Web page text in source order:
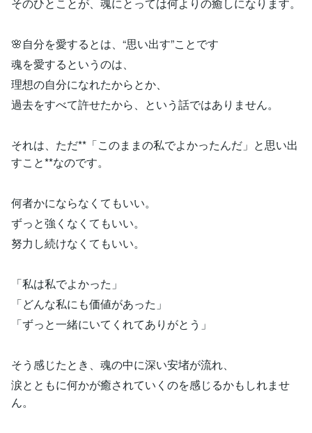
🌸自分を愛するとは、“思い出す”ことです
魂を愛するというのは、
理想の自分になれたからとか、
過去をすべて許せたから、という話ではありません。
それは、ただ**「このままの私でよかったんだ」と思い出
すこと**なのです。
何者かにならなくてもいい。
ずっと強くなくてもいい。
努力し続けなくてもいい。
「私は私でよかった」
「どんな私にも価値があった」
「ずっと一緒にいてくれてありがとう」
そう感じたとき、魂の中に深い安堵が流れ、
涙とともに何かが癒されていくのを感じるかもしれませ
ん。